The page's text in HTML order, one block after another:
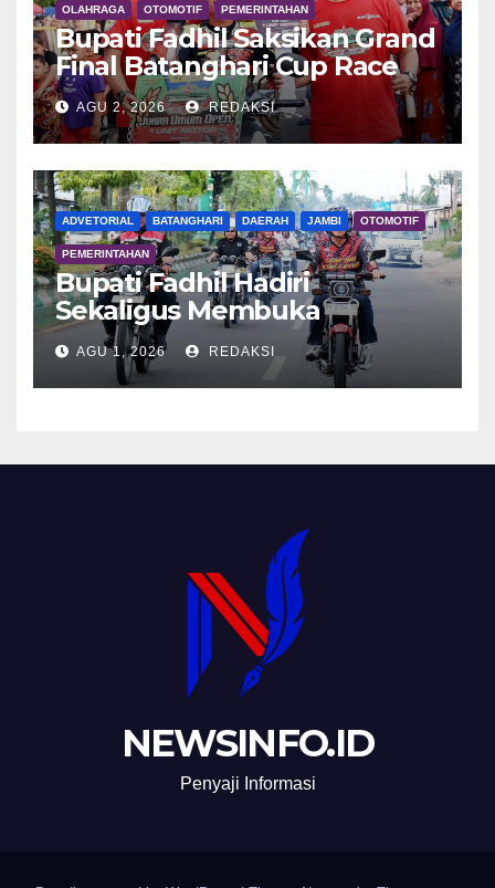
OLAHRAGA OTOMOTIF PEMERINTAHAN
Bupati Fadhil Saksikan Grand
Final Batanghari Cup Race
2026
AGU 2, 2026 REDAKSI
ADVETORIAL BATANGHARI DAERAH JAMBI OTOMOTIF
PEMERINTAHAN
Bupati Fadhil Hadiri
Sekaligus Membuka
Kegiatan Batanghari King
Club
AGU 1, 2026 REDAKSI
NEWSINFO.ID
Penyaji Informasi